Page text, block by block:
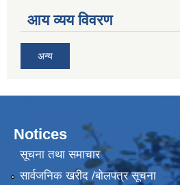
आय व्यय विवरण
अन्य
Notices
सूचना तथा समाचार
सार्वजनिक खरीद /बोलपत्र सूचना